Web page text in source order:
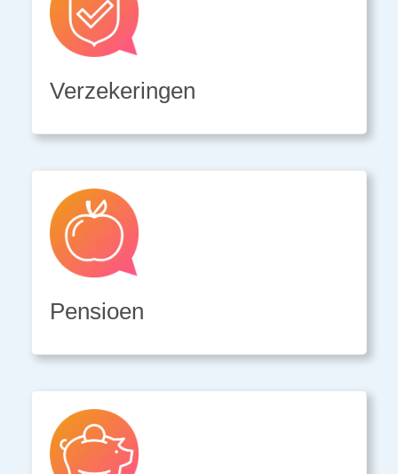
Verzekeringen
Pensioen